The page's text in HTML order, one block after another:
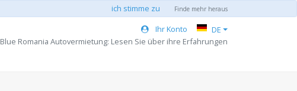
ich stimme zu Finde mehr heraus
Ihr Konto
DE
Blue Romania Autovermietung: Lesen Sie über ihre Erfahrungen